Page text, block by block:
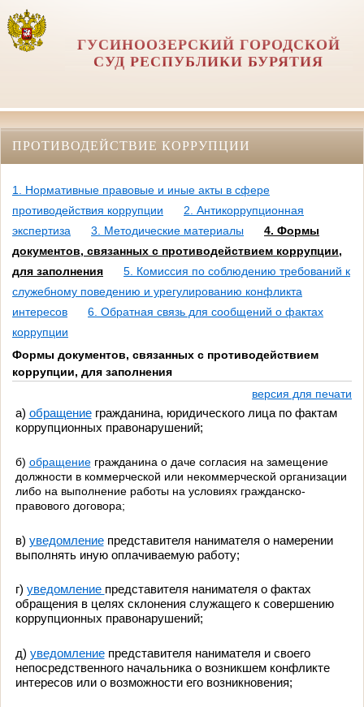
ГУСИНООЗЕРСКИЙ ГОРОДСКОЙ
СУД РЕСПУБЛИКИ БУРЯТИЯ
ПРОТИВОДЕЙСТВИЕ КОРРУПЦИИ
1. Нормативные правовые и иные акты в сфере
противодействия коррупции
2. Антикоррупционная
экспертиза
3. Методические материалы
4. Формы
документов, связанных с противодействием коррупции,
для заполнения
5. Комиссия по соблюдению требований к
служебному поведению и урегулированию конфликта
интересов
6. Обратная связь для сообщений о фактах
коррупции
Формы документов, связанных с противодействием
коррупции, для заполнения
версия для печати
а) обращениегражданина, юридического лица по фактам
коррупционных правонарушений;
б) обращениегражданина о даче согласия на замещение
должности в коммерческой или некоммерческой организации
либо на выполнение работы на условиях гражданско-
правового договора;
в) уведомлениепредставителя нанимателя о намерении
выполнять иную оплачиваемую работу;
г) уведомление представителя нанимателя о фактах
обращения в целях склонения служащего к совершению
коррупционных правонарушений;
д) уведомлениепредставителя нанимателя и своего
непосредственного начальника о возникшем конфликте
интересов или о возможности его возникновения;